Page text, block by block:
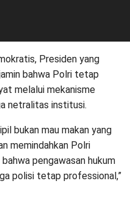
Presiden yang
bahwa Polri tetap
melalui mekanisme
netralitas institusi.
bukan mau makan yang
memindahkan Polri
pengawasan hukum
polisi tetap professional,”